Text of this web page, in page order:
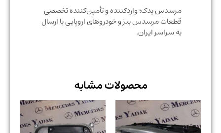
مرسدس یدک؛ واردکننده و تأمین‌کننده تخصصی
قطعات مرسدس بنز و خودروهای اروپایی با ارسال
به سراسر ایران.
محصولات مشابه